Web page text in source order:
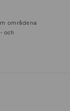
områdena
och